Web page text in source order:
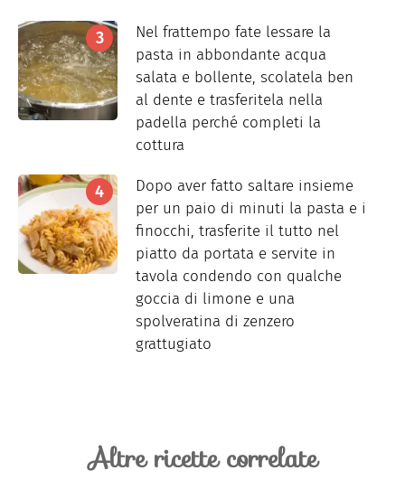
Nel frattempo fate lessare la
pasta in abbondante acqua
salata e bollente, scolatela ben
al dente e trasferitela nella
padella perché completi la
cottura
Dopo aver fatto saltare insieme
per un paio di minuti la pasta e i
finocchi, trasferite il tutto nel
piatto da portata e servite in
tavola condendo con qualche
goccia di limone e una
spolveratina di zenzero
grattugiato
Altre ricette correlate